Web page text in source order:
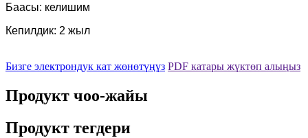
Баасы: келишим
Кепилдик: 2 жыл
Бизге электрондук кат жөнөтүңүз PDF катары жүктөп алыңыз
Продукт чоо-жайы
Продукт тегдери